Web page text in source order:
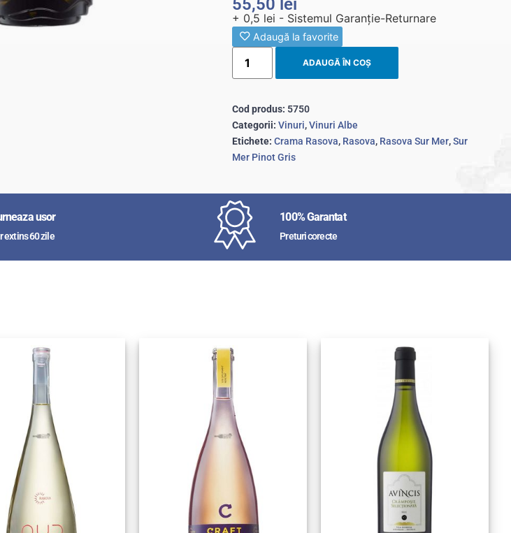
55,50 lei
+ 0,5 lei - Sistemul Garanție-Returnare
Adaugă la favorite
ADAUGĂ ÎN COȘ
Cod produs: 5750
Categorii: Vinuri,Vinuri Albe
Etichete: Crama Rasova, Rasova, Rasova Sur Mer,Sur
Mer Pinot Gris
usor
extins 60 zile
100% Garantat
Preturi corecte